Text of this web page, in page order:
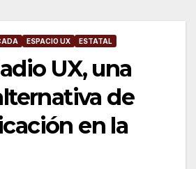
ESPACIO UX ESTATAL
UX, una
de
en la